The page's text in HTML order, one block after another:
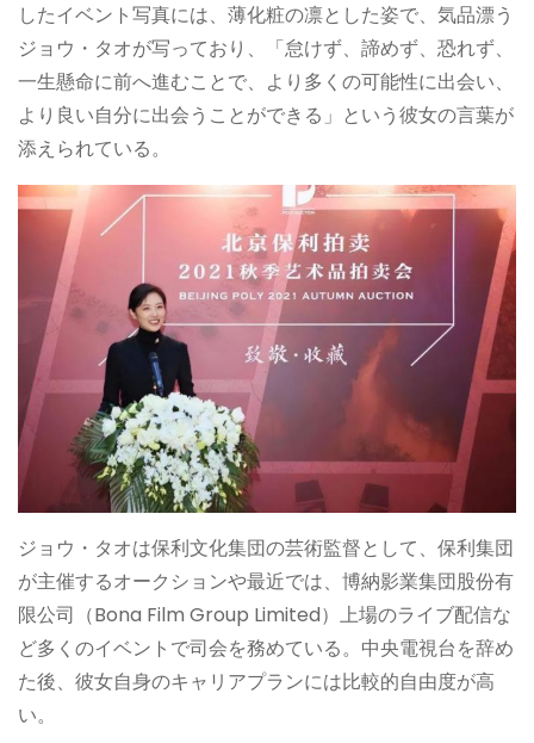
したイベント写真には、薄化粧の凛とした姿で、気品漂う
ジョウ・タオが写っており、「怠けず、諦めず、恐れず、
一生懸命に前へ進むことで、より多くの可能性に出会い、
より良い自分に出会うことができる」という彼女の言葉が
添えられている。
ジョウ・タオは保利文化集団の芸術監督として、保利集団
が主催するオークションや最近では、博納影業集団股份有
限公司（Bona Film Group Limited）上場のライブ配信な
ど多くのイベントで司会を務めている。中央電視台を辞め
た後、彼女自身のキャリアプランには比較的自由度が高
い。